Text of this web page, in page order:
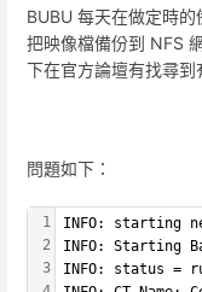
BUBU 每天在做定時
把映像檔備份到 NFS
下在官方論壇有找尋
問題如下：
1
2
3
INFO: starting
INFO: Starting
INFO: status =